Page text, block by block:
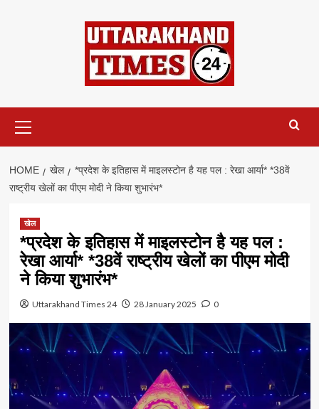
Menu
HOME खेल
*प्रदेश के इतिहास में माइलस्टोन है यह पल : रेखा आर्या* *38वें
राष्ट्रीय खेलों का पीएम मोदी ने किया शुभारंभ*
खेल
*प्रदेश के इतिहास में माइलस्टोन है यह पल :
रेखा आर्या* *38वें राष्ट्रीय खेलों का पीएम मोदी
ने किया शुभारंभ*
Uttarakhand Times 24 28 January 2025 0